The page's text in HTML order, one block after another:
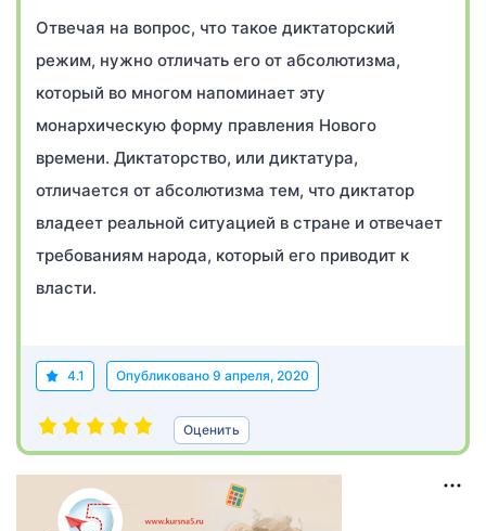
Отвечая на вопрос, что такое диктаторский
режим, нужно отличать его от абсолютизма,
который во многом напоминает эту
монархическую форму правления Нового
времени. Диктаторство, или диктатура,
отличается от абсолютизма тем, что диктатор
владеет реальной ситуацией в стране и отвечает
требованиям народа, который его приводит к
власти.
4.1 Опубликовано 9 апреля, 2020
Оценить